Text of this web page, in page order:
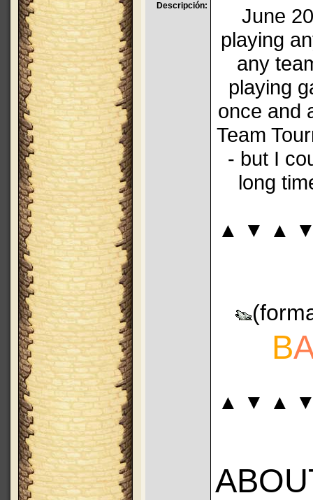
Descripción:
June
playing
any
playing
once and
Team
- but I
long
▲ ▼ ▲
B
▲ ▼ ▲